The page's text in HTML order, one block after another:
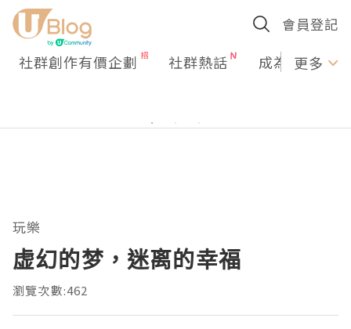
會員登記
社群創作有價企劃 社群熱話 成為U更多
玩樂
虚幻的梦，迷离的幸福
瀏覽次數:462